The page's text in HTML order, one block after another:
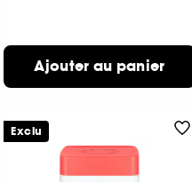
Ajouter au panier
Exclu